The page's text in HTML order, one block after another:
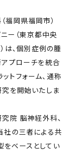
岡県福岡市）
ニー（東京都中央
は、個別症例の腫
アプローチを統合
トフォーム、通称
究を開始いたしま
究院 脳神経外科、
社の三者による共
ベースとしてい